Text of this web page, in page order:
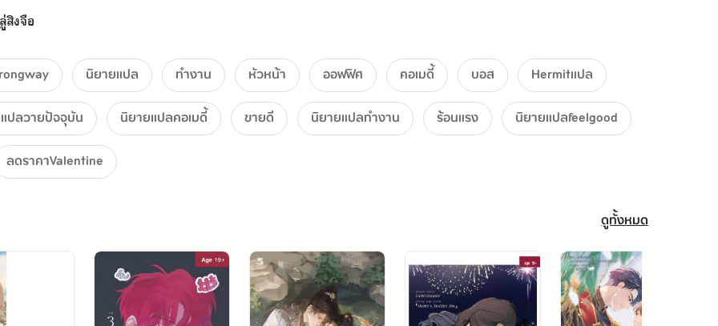
ลู่สิงจือ
นิยายแปล ทำงาน หัวหน้า ออฟฟิศ คอเมดี้ บอส
Hermitแปล
ปลวายปัจจุบัน
นิยายแปลคอเมดี้ ขายดี นิยายแปลทำงาน ร้อนแรง
นิยายแปลfeelgood
ลดราคาValentine
ดูทั้งหมด